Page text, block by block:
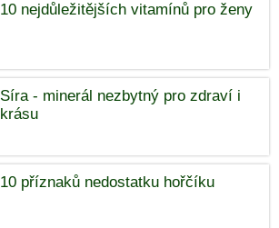
10 nejdůležitějších vitamínů pro ženy
Síra - minerál nezbytný pro zdraví i
krásu
10 příznaků nedostatku hořčíku